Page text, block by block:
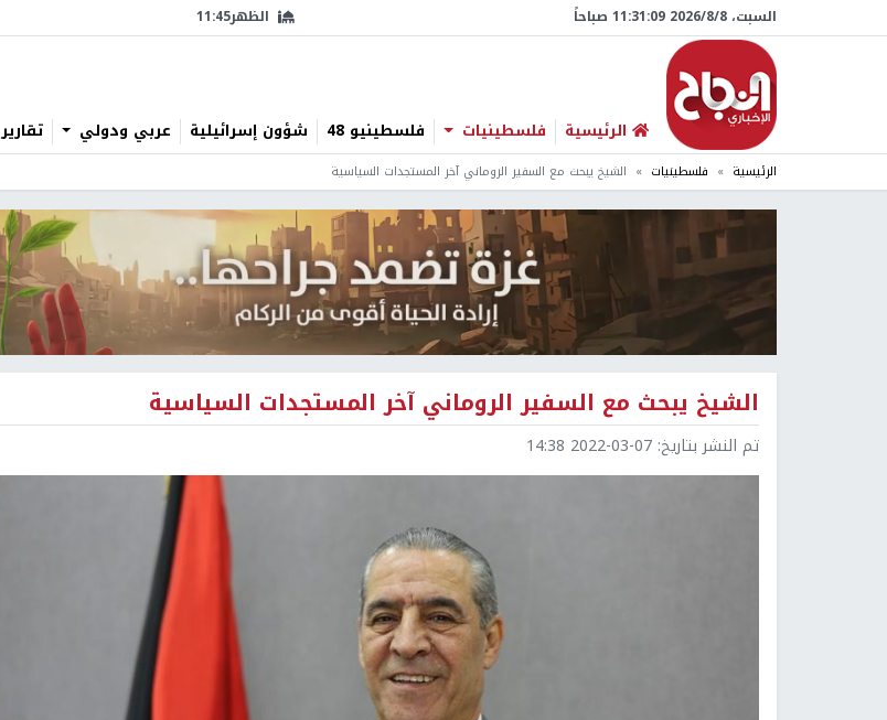
السبت، 8/‏8/‏2026 11:31:10 صباحاً الظهر11:45
الرئيسية فلسطينيات فلسطينيو 48 شؤون إسرائيلية عربي ودولي تقارير
الرئيسية فلسطينيات الشيخ يبحث مع السفير الروماني آخر المستجدات السياسية
الشيخ يبحث مع السفير الروماني آخر المستجدات السياسية
تم النشر بتاريخ: 2022-03-07 14:38